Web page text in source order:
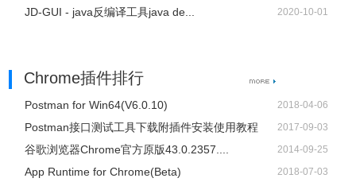
JD-GUI - java反编译工具java de... 2020-10-01
Chrome插件排行
Postman for Win64(V6.0.10) 2018-04-06
Postman接口测试工具下载附插件安装使用教程 2017-09-03
谷歌浏览器Chrome官方原版43.0.2357.... 2014-09-25
App Runtime for Chrome(Beta) 2018-07-03